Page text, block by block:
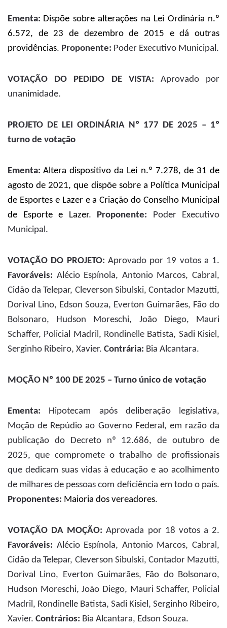
Ementa: Dispõe sobre alterações na Lei Ordinária n.º
6.572, de 23 de dezembro de 2015 e dá outras
providências. Proponente: Poder Executivo Municipal.
VOTAÇÃO DO PEDIDO DE VISTA: Aprovado por
unanimidade.
PROJETO DE LEI ORDINÁRIA Nº 177 DE 2025 – 1º
turno de votação
Ementa: Altera dispositivo da Lei n.º 7.278, de 31 de
agosto de 2021, que dispõe sobre a Política Municipal
de Esportes e Lazer e a Criação do Conselho Municipal
de Esporte e Lazer. Proponente: Poder Executivo
Municipal.
VOTAÇÃO DO PROJETO: Aprovado por 19 votos a 1.
Favoráveis: Alécio Espínola, Antonio Marcos, Cabral,
Cidão da Telepar, Cleverson Sibulski, Contador Mazutti,
Dorival Lino, Edson Souza, Everton Guimarães, Fão do
Bolsonaro, Hudson Moreschi, João Diego, Mauri
Schaffer, Policial Madril, Rondinelle Batista, Sadi Kisiel,
Serginho Ribeiro, Xavier. Contrária: Bia Alcantara.
MOÇÃO Nº 100 DE 2025 – Turno único de votação
Ementa: Hipotecam após deliberação legislativa,
Moção de Repúdio ao Governo Federal, em razão da
publicação do Decreto nº 12.686, de outubro de
2025, que compromete o trabalho de profissionais
que dedicam suas vidas à educação e ao acolhimento
de milhares de pessoas com deficiência em todo o país.
Proponentes: Maioria dos vereadores.
VOTAÇÃO DA MOÇÃO: Aprovada por 18 votos a 2.
Favoráveis: Alécio Espínola, Antonio Marcos, Cabral,
Cidão da Telepar, Cleverson Sibulski, Contador Mazutti,
Dorival Lino, Everton Guimarães, Fão do Bolsonaro,
Hudson Moreschi, João Diego, Mauri Schaffer, Policial
Madril, Rondinelle Batista, Sadi Kisiel, Serginho Ribeiro,
Xavier. Contrários: Bia Alcantara, Edson Souza.